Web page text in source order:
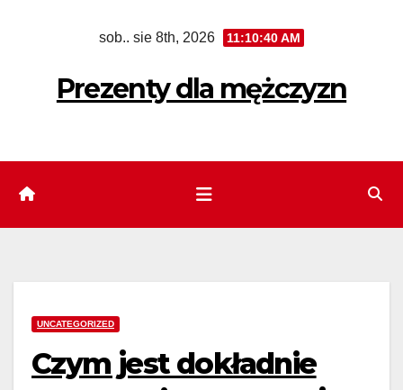
sob.. sie 8th, 2026 11:10:41 AM
Prezenty dla mężczyzn
UNCATEGORIZED
Czym jest dokładnie